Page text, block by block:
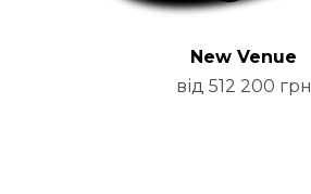
New Venue
від 512 200 грн